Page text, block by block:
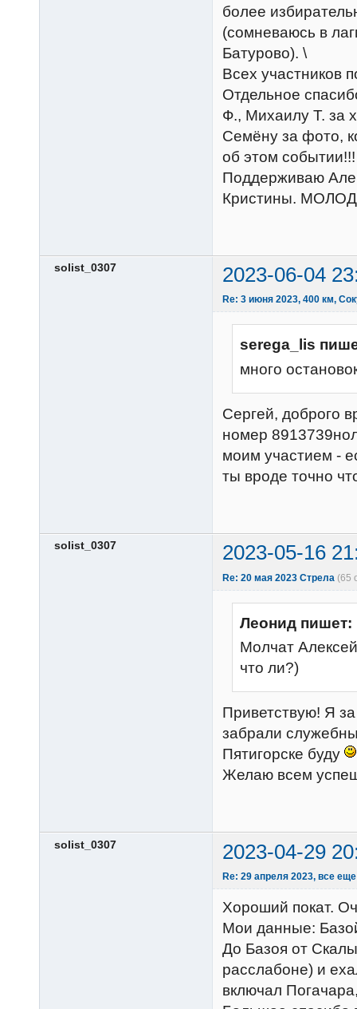
более
(сомневаюсь в
Батурово). \
Всех участников
Отдельное
Ф., Михаилу Т. за
Семёну за фото,
об этом событии!!!
Поддерживаю
Кристины.
solist_0307 2023-06-04
Re: 3 июня 2023, 400 км,
serega_lis
много
Сергей, доброго
номер
моим участием -
ты вроде точно
solist_0307 2023-05-16
Re: 20 мая 2023 Стрела (65
Леонид пишет:
Молчат
что ли?)
Приветствую! Я
забрали
Пятигорске буду
Желаю всем
solist_0307 2023-04-29
Re: 29 апреля 2023, все
Хороший покат.
Мои данные:
До Базоя от
расслабоне) и
включал